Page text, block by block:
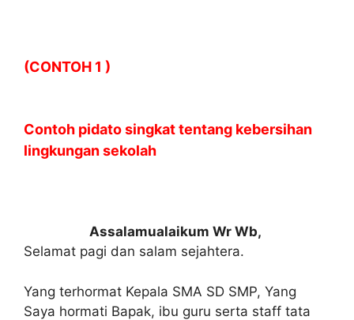
(CONTOH 1 )
Contoh pidato singkat tentang kebersihan
lingkungan sekolah
Assalamualaikum Wr Wb,
Selamat pagi dan salam sejahtera.
Yang terhormat Kepala SMA SD SMP, Yang
Saya hormati Bapak, ibu guru serta staff tata